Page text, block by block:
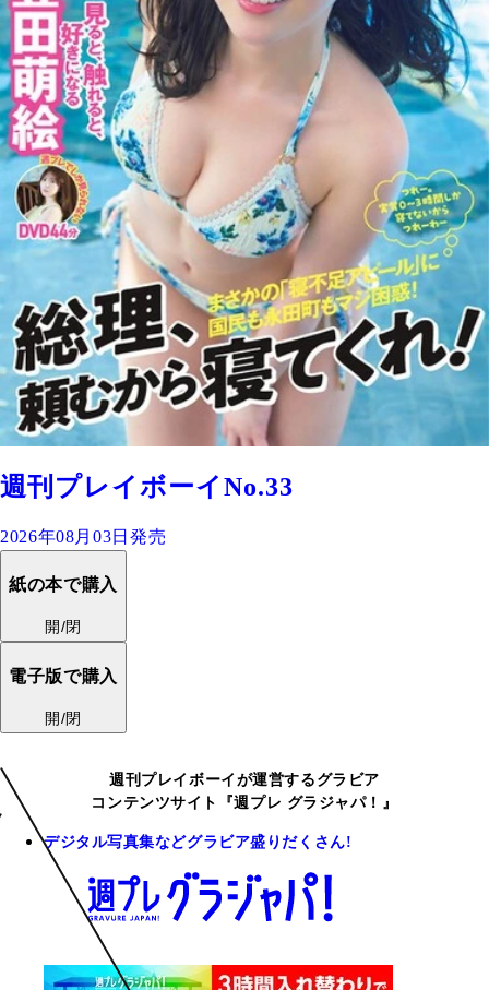
週刊プレイボーイNo.33
2026年08月03日発売
紙の本で購入
開/閉
電子版で購入
開/閉
週刊プレイボーイが運営するグラビア
コンテンツサイト『週プレ グラジャパ！』
デジタル写真集などグラビア盛りだくさん!